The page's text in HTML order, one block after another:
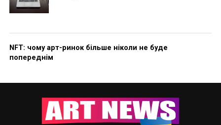
NFT: чому арт-ринок більше ніколи не буде
попереднім